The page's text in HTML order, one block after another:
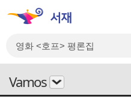
Vamos